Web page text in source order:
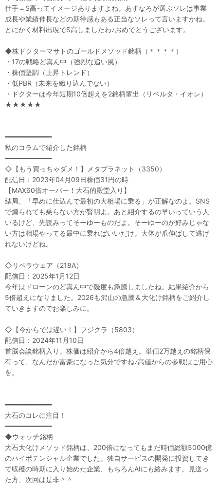
仕手＝S高ってイメージありますよね。あすなろが選ぶソレは事業
成長や業績伸長などの期待感もある正当なソレって言いますかね。
とにかく材料出現でS高しましたわ♪おめでとうございます。
◆株ドクターマサトのゴールドメソッド銘柄（＊＊＊＊）
・17の戦略ど真ん中（強烈な追い風）
・株価堅調（上昇トレンド）
・低PBR（未来を織り込んでない）
・ドクターは今年短期10倍超えを2銘柄輩出（リベルタ・イオレ）
★★★★★
━━━━━━━━━━━━
私のコラムで紹介した銘柄
━━━━━━━━━━━━
◇【もう買っちゃダメ！】メタプラネット（3350）
配信日：2023年04月09日株価31円の時
【MAX60倍オーバー！大石的殿堂入り】
結局、「早めに仕込んで最初の大相場に乗る」が正解なのよ。SNS
で煽られても乗らない方が賢明よ。あと紹介するの早いっていう人
いるけど、先読みってそーゆーものだよ。そーゆーのが好みじゃな
い方は相場やってる最中に乗ればいいだけ。大体が爪伸ばして逃げ
れないけどね。
◇リベラウェア（218A）
配信日：2025年1月12日
今年はドローンのど真ん中で幾度も急騰しましたね。結果紹介から
5倍超えになりました。2026も沢山の急騰＆大化け銘柄をご紹介し
ていきますのでお楽しみに。
◇【今からでは遅い！】フジクラ（5803）
配信日：2024年11月10日
首脳会談銘柄入り。株価は紹介から4倍越え。単価2万越えの銘柄保
有って、なんだか富豪になった気分ですね♪高値からの参戦はご用心
を。
━━━━━━━━━━━━
大石のコレに注目！
━━━━━━━━━━━━
◆ウォッチ銘柄
大石大化けメソッド銘柄は、200倍になってもまだ時価総額5000億
のハイポテンシャル企業でした。独自サービスの開発に投資してき
て収穫の時期に入り始めた企業、もちろんAIにも絡みます。見送っ
た方、次回は是非＾＾